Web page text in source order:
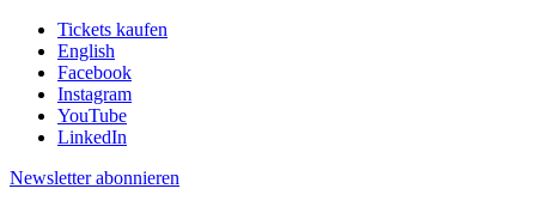
Tickets kaufen
English
Facebook
Instagram
YouTube
LinkedIn
Newsletter abonnieren